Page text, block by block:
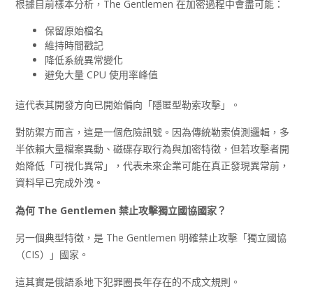
根據目前樣本分析，The Gentlemen 在加密過程中會盡可能：
保留原始檔名
維持時間戳記
降低系統異常變化
避免大量 CPU 使用率峰值
這代表其開發方向已開始偏向「隱匿型勒索攻擊」。
對防禦方而言，這是一個危險訊號。因為傳統勒索偵測邏輯，多
半依賴大量檔案異動、磁碟存取行為與加密特徵，但若攻擊者開
始降低「可視化異常」，代表未來企業可能在真正發現異常前，
資料早已完成外洩。
為何 The Gentlemen 禁止攻擊獨立國協國家？
另一個典型特徵，是 The Gentlemen 明確禁止攻擊「獨立國協
（CIS）」國家。
這其實是俄語系地下犯罪圈長年存在的不成文規則。